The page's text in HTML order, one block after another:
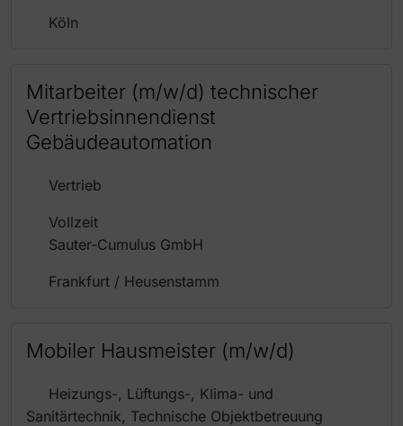
Köln
Mitarbeiter (m/w/d) technischer
Vertriebsinnendienst
Gebäudeautomation
Vertrieb
Vollzeit
Sauter-Cumulus GmbH
Frankfurt / Heusenstamm
Mobiler Hausmeister (m/w/d)
Heizungs-, Lüftungs-, Klima- und
Sanitärtechnik, Technische Objektbetreuung